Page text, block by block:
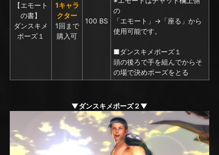
【エモート
の書】
ダンスキメ
ポーズ１
1キャラ
クター
1回まで
購入可
100 BS
の
「エモート」→「座る」から
使用可能です。
■ダンスキメポーズ１
頭の後ろで手を組んでからそ
の場で決めポーズをとる
▼ダンスキメポーズ２▼